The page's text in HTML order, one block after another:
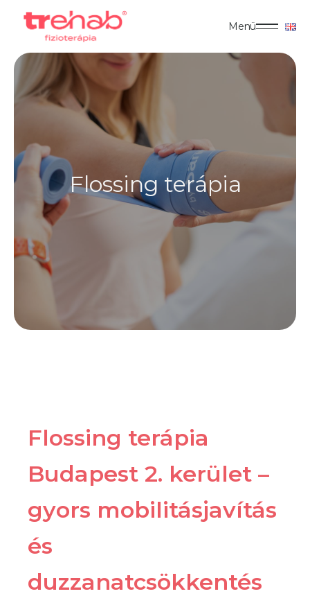
Menü
Flossing terápia
Flossing terápia
Budapest 2. kerület –
gyors mobilitásjavítás
és
duzzanatcsökkentés